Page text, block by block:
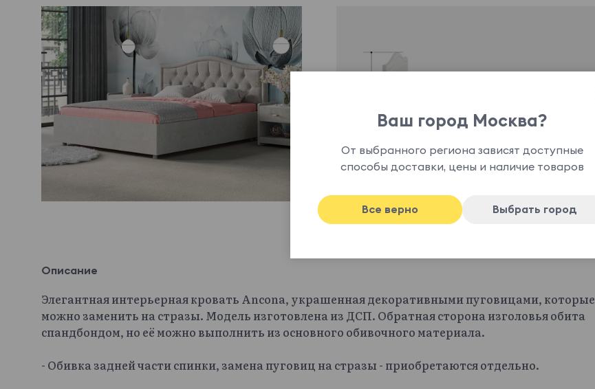
Описание
Элегантная интерьерная кровать Ancona, украшенная декоративными пуговицами, которые
можно заменить на стразы. Модель изготовлена из ДСП. Обратная сторона изголовья обита
спандбондом, но её можно выполнить из основного обивочного материала.
- Обивка задней части спинки, замена пуговиц на стразы - приобретаются отдельно.
Ваш город Москва?
От выбранного региона зависят доступные
способы доставки, цены и наличие товаров
Все верно Выбрать город